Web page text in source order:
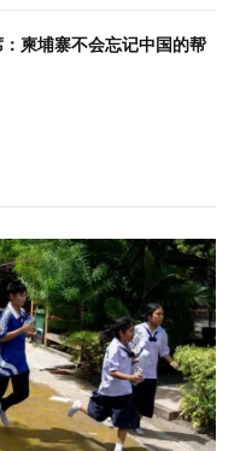
柬埔寨不会忘记中国的帮